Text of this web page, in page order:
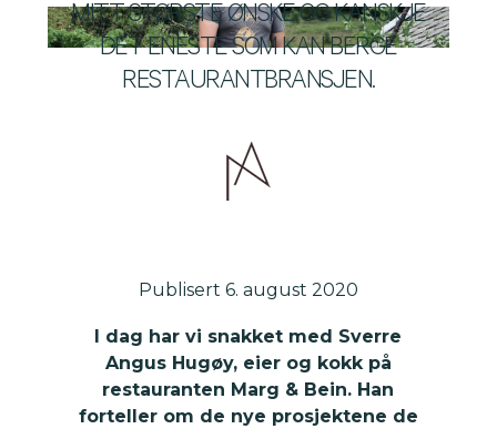
MITT STØRSTE ØNSKE OG KANSKJE
DET ENESTE SOM KAN BERGE
RESTAURANTBRANSJEN.
Publisert 6. august 2020
I dag har vi snakket med Sverre
Angus Hugøy, eier og kokk på
restauranten Marg & Bein. Han
forteller om de nye prosjektene de